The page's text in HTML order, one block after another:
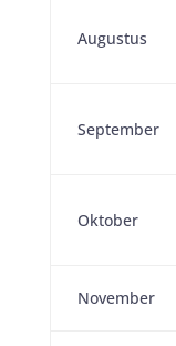
Augustus
September
Oktober
November